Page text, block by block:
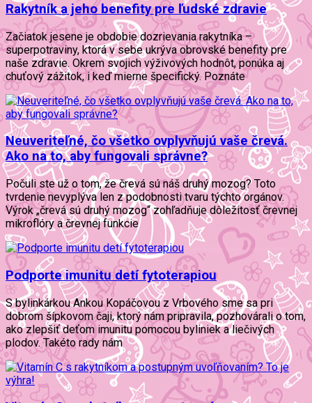
Rakytník a jeho benefity pre ľudské zdravie
Začiatok jesene je obdobie dozrievania rakytníka –
superpotraviny, ktorá v sebe ukrýva obrovské benefity pre
naše zdravie. Okrem svojich výživových hodnôt, ponúka aj
chuťový zážitok, i keď mierne špecifický. Poznáte
Neuveriteľné, čo všetko ovplyvňujú vaše črevá.
Ako na to, aby fungovali správne?
Počuli ste už o tom, že črevá sú náš druhý mozog? Toto
tvrdenie nevyplýva len z podobnosti tvaru týchto orgánov.
Výrok „črevá sú druhý mozog“ zohľadňuje dôležitosť črevnej
mikroflóry a črevnej funkcie
Podporte imunitu detí fytoterapiou
S bylinkárkou Ankou Kopáčovou z Vrbového sme sa pri
dobrom šípkovom čaji, ktorý nám pripravila, pozhovárali o tom,
ako zlepšiť deťom imunitu pomocou byliniek a liečivých
plodov. Takéto rady nám